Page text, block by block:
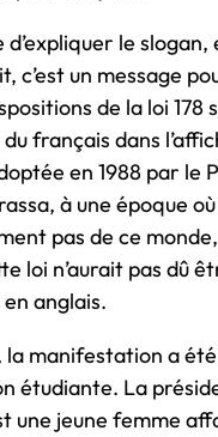
le slogan,
c’est un message
de la loi 178
français dans
en 1988 par le
à une époque
pas de ce
loi n’aurait pas dû
anglais.
manifestation a
étudiante. La
une jeune femme